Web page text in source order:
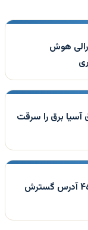
رالی هوش
آسیا برق را سرقت
حمله به کیف پول‌های سرد بیت‌کوین به ۴۵۰۰ آدرس گسترش